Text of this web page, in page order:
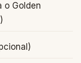
o Golden